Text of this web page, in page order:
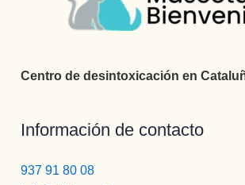
Centro de desintoxicación en
Información de contacto
937 91 80 08